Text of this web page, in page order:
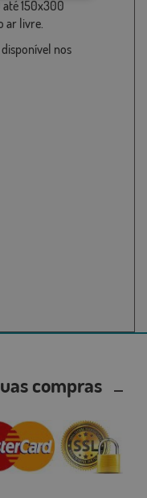
150x300
ar livre.
nos
compras